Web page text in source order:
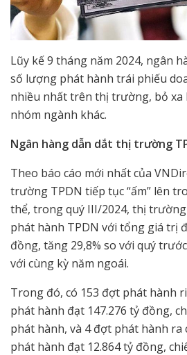
Lũy kế 9 tháng năm 2024, ngân
số lượng phát hành trái phiếu
nhiều nhất trên thị trường, bỏ xa
nhóm ngành khác.
Ngân hàng dẫn dắt thị trường
Theo báo cáo mới nhất của
trường TPDN tiếp tục “ấm” lên
thể, trong quý III/2024, thị
phát hành TPDN với tổng giá trị
đồng, tăng 29,8% so với quý
với cùng kỳ năm ngoái.
Trong đó, có 153 đợt phát hành
phát hành đạt 147.276 tỷ đồng,
phát hành, và 4 đợt phát hành ra
phát hành đạt 12.864 tỷ đồng,